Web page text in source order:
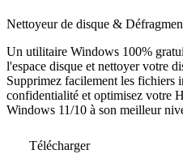
Nettoyeur de disque &
Un utilitaire Windows 100%
l'espace disque et nettoyer votre
Supprimez facilement les fichiers
confidentialité et optimisez votre
Windows 11/10 à son meilleur
Télécharger